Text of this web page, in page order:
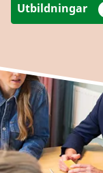
Utbildningar